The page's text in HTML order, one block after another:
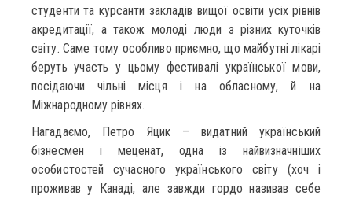
студенти та курсанти закладів вищої освіти усіх рівнів
акредитації, а також молоді люди з різних куточків
світу. Саме тому особливо приємно, що майбутні лікарі
беруть участь у цьому фестивалі української мови,
посідаючи чільні місця і на обласному, й на
Міжнародному рівнях.
Нагадаємо, Петро Яцик – видатний український
бізнесмен і меценат, одна із найвизначніших
особистостей сучасного українського світу (хоч і
проживав у Канаді, але завжди гордо називав себе